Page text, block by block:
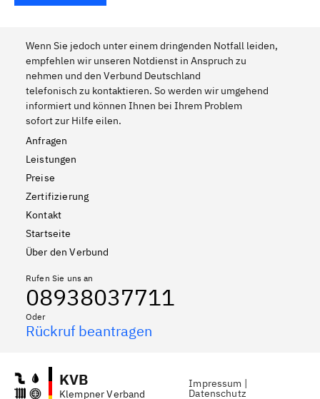
Wenn Sie jedoch unter einem dringenden Notfall leiden,
empfehlen wir unseren Notdienst in Anspruch zu
nehmen und den Verbund Deutschland
telefonisch zu kontaktieren. So werden wir umgehend
informiert und können Ihnen bei Ihrem Problem
sofort zur Hilfe eilen.
Anfragen
Leistungen
Preise
Zertifizierung
Kontakt
Startseite
Über den Verbund
Rufen Sie uns an
08938037711
Oder
Rückruf beantragen
KVB
Klempner Verband
Impressum |
Datenschutz